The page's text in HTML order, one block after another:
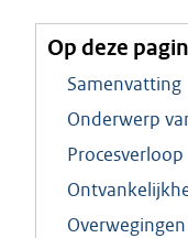
Op deze
Samenvatting
Onderwerp
Procesverloop